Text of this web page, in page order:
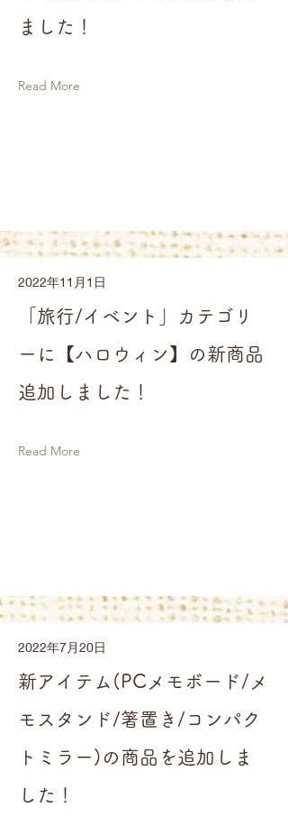
ました！
Read More
2022年11月1日
「旅行/イベント」カテゴリ
ーに【ハロウィン】の新商品
追加しました！
Read More
2022年7月20日
新アイテム(PCメモボード/メ
モスタンド/箸置き/コンパク
トミラー)の商品を追加しま
した！